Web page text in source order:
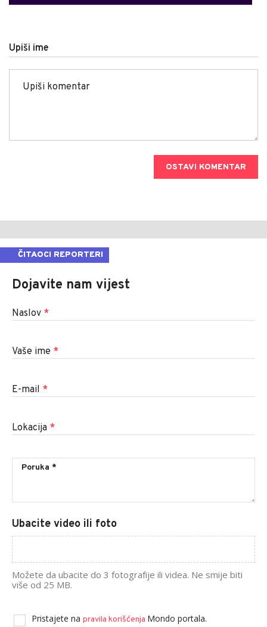
Upiši ime
OSTAVI KOMENTAR
ČITAOCI REPORTERI
Dojavite nam vijest
Naslov *
Vaše ime *
E-mail *
Lokacija *
Ubacite video ili foto
Možete da ubacite do 3 fotografije ili videa. Ne smije biti
više od 25 MB.
Pristajete na pravila korišćenja Mondo portala.